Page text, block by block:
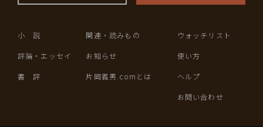
小 説
評論・エッセイ
書 評
関連・読みもの
お知らせ
片岡義男.comとは
ウォッチリスト
使い方
ヘルプ
お問い合わせ